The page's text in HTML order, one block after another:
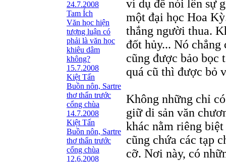
24.7.2008
Tam Ích
Văn học hiện
tượng luận có
phải là văn học
khiêu dâm
không?
15.7.2008
Kiệt Tấn
Buồn nôn, Sartre
thơ thẩn trước
cổng chùa
14.7.2008
Kiệt Tấn
Buồn nôn, Sartre
thơ thẩn trước
cổng chùa
12.6.2008
ví dụ để nói lên sự
một đại học Hoa
thắng người thua.
đốt hủy... Nó chẳng
cũng được bảo bọc
quá cũ thì được bỏ
Không những chỉ
giữ di sản văn
khác nằm riêng
cũng chứa các tạp
cỡ. Nơi này, có